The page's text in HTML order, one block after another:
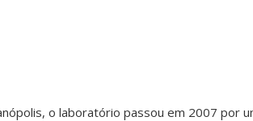
o laboratório passou em 2007 por